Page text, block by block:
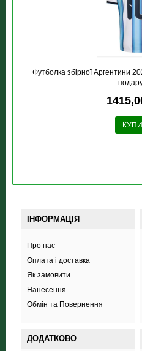
Футболка збірної Аргентини
ІНФОРМАЦІЯ
Про нас
Оплата і доставка
Як замовити
Нанесення
Обмін та Повернення
ДОДАТКОВО